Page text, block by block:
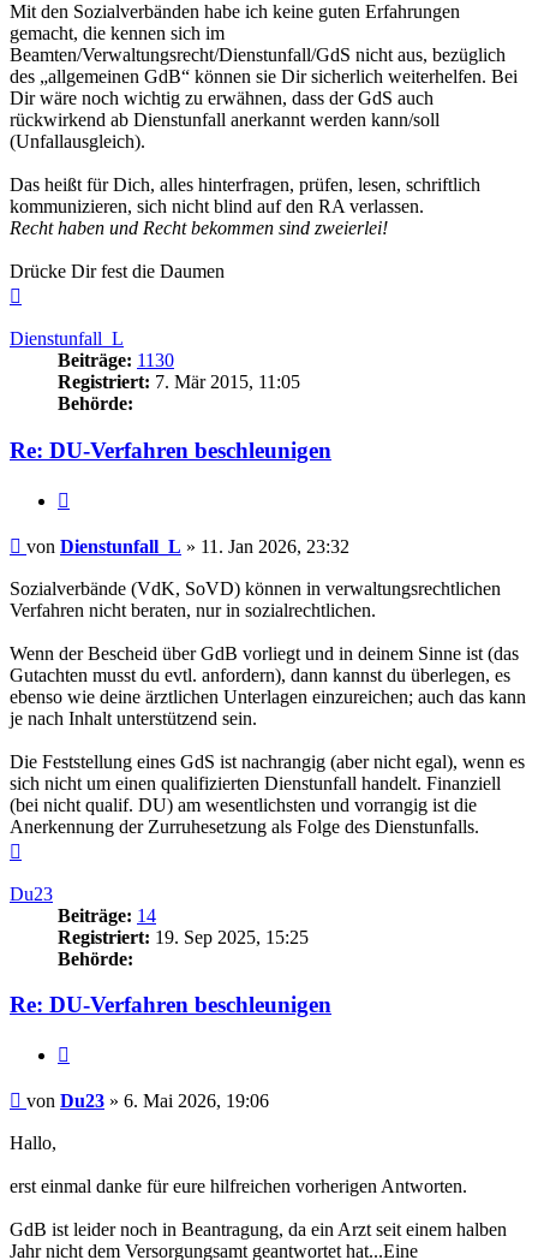
Mit den Sozialverbänden habe ich keine guten Erfahrungen
gemacht, die kennen sich im
Beamten/Verwaltungsrecht/Dienstunfall/GdS nicht aus, bezüglich
des „allgemeinen GdB“ können sie Dir sicherlich weiterhelfen. Bei
Dir wäre noch wichtig zu erwähnen, dass der GdS auch
rückwirkend ab Dienstunfall anerkannt werden kann/soll
(Unfallausgleich).
Das heißt für Dich, alles hinterfragen, prüfen, lesen, schriftlich
kommunizieren, sich nicht blind auf den RA verlassen.
Recht haben und Recht bekommen sind zweierlei!
Drücke Dir fest die Daumen
Dienstunfall_L
Beiträge: 1130
Registriert: 7. Mär 2015, 11:05
Behörde:
Re: DU-Verfahren beschleunigen
Beitrag
von Dienstunfall_L » 11. Jan 2026, 23:32
Sozialverbände (VdK, SoVD) können in verwaltungsrechtlichen
Verfahren nicht beraten, nur in sozialrechtlichen.
Wenn der Bescheid über GdB vorliegt und in deinem Sinne ist (das
Gutachten musst du evtl. anfordern), dann kannst du überlegen, es
ebenso wie deine ärztlichen Unterlagen einzureichen; auch das kann
je nach Inhalt unterstützend sein.
Die Feststellung eines GdS ist nachrangig (aber nicht egal), wenn es
sich nicht um einen qualifizierten Dienstunfall handelt. Finanziell
(bei nicht qualif. DU) am wesentlichsten und vorrangig ist die
Anerkennung der Zurruhesetzung als Folge des Dienstunfalls.
Du23
Beiträge: 14
Registriert: 19. Sep 2025, 15:25
Behörde:
Re: DU-Verfahren beschleunigen
Beitrag
von Du23 » 6. Mai 2026, 19:06
Hallo,
erst einmal danke für eure hilfreichen vorherigen Antworten.
GdB ist leider noch in Beantragung, da ein Arzt seit einem halben
Jahr nicht dem Versorgungsamt geantwortet hat...Eine